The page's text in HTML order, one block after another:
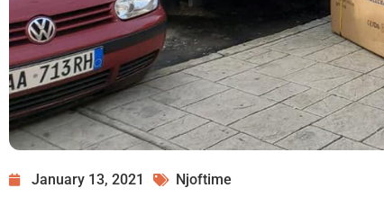
January 13, 2021 Njoftime